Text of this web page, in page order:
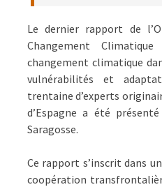
Le dernier rapport de
Changement
changement climatique
vulnérabilités et
trentaine d’experts
d’Espagne a été
Saragosse.
Ce rapport s’inscrit dans
coopération